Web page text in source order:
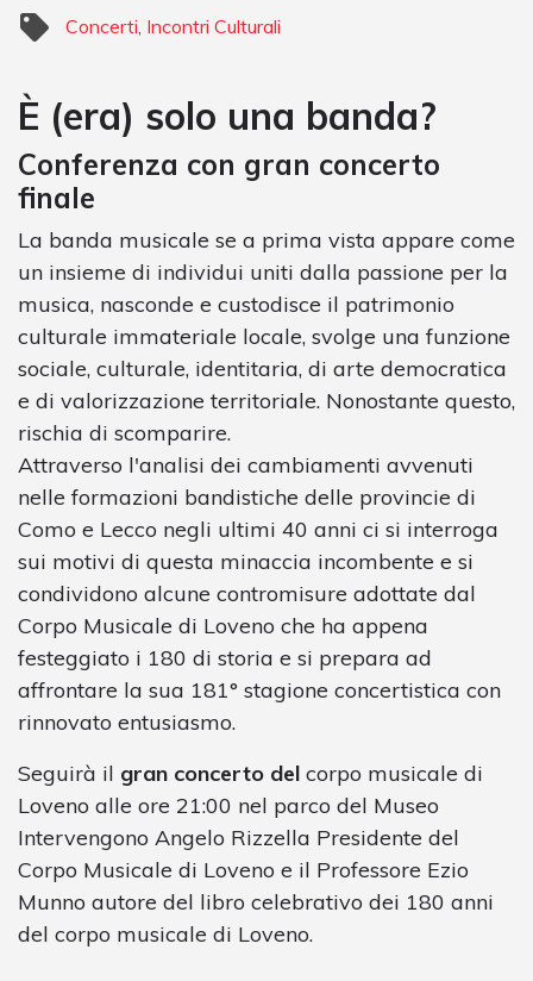
Concerti Incontri Culturali
È (era) solo una banda?
Conferenza con gran concerto
finale
La banda musicale se a prima vista appare come
un insieme di individui uniti dalla passione per la
musica, nasconde e custodisce il patrimonio
culturale immateriale locale, svolge una funzione
sociale, culturale, identitaria, di arte democratica
e di valorizzazione territoriale. Nonostante questo,
rischia di scomparire.
Attraverso l'analisi dei cambiamenti avvenuti
nelle formazioni bandistiche delle provincie di
Como e Lecco negli ultimi 40 anni ci si interroga
sui motivi di questa minaccia incombente e si
condividono alcune contromisure adottate dal
Corpo Musicale di Loveno che ha appena
festeggiato i 180 di storia e si prepara ad
affrontare la sua 181° stagione concertistica con
rinnovato entusiasmo.
Seguirà il gran concerto del corpo musicale di
Loveno alle ore 21:00 nel parco del Museo
Intervengono Angelo Rizzella Presidente del
Corpo Musicale di Loveno e il Professore Ezio
Munno autore del libro celebrativo dei 180 anni
del corpo musicale di Loveno.